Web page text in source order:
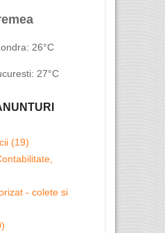
26°C
27°C
(19)
- colete si